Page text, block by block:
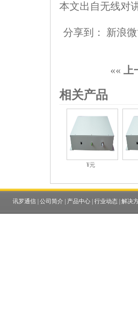
本文出自无线对
分享到： 新浪
«« 上
相关产品
¥元
讯罗通信| 公司简介| 产品中心| 行业动态| 解决